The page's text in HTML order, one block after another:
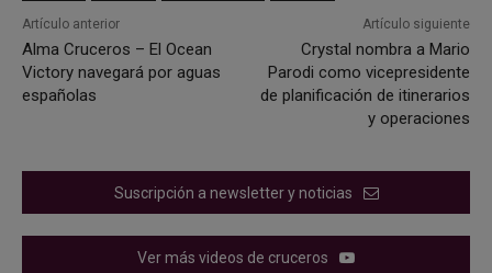
Artículo anterior
Alma Cruceros – El Ocean
Victory navegará por aguas
españolas
Artículo siguiente
Crystal nombra a Mario
Parodi como vicepresidente
de planificación de itinerarios
y operaciones
Suscripción a newsletter y noticias
Ver más videos de cruceros